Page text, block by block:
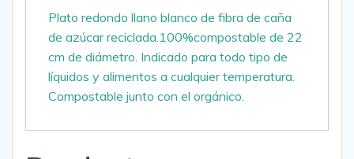
Plato redondo llano blanco de fibra de caña
de azúcar reciclada.100%compostable de 22
cm de diámetro. Indicado para todo tipo de
líquidos y alimentos a cualquier temperatura.
Compostable junto con el orgánico.